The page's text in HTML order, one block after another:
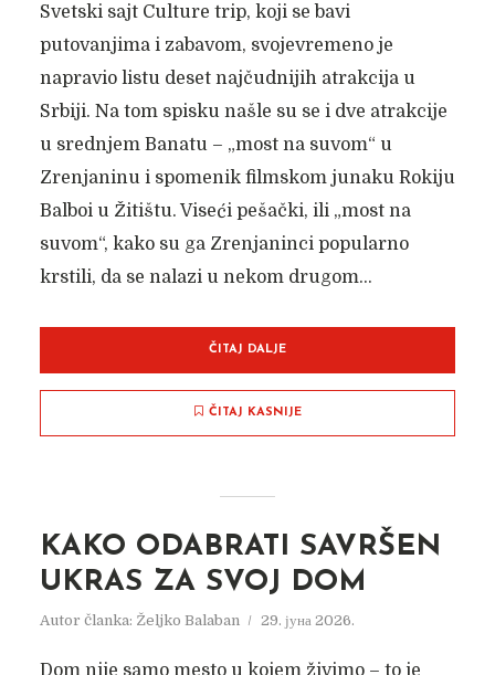
Svetski sajt Culture trip, koji se bavi
putovanjima i zabavom, svojevremeno je
napravio listu deset najčudnijih atrakcija u
Srbiji. Na tom spisku našle su se i dve atrakcije
u srednjem Banatu – „most na suvom“ u
Zrenjaninu i spomenik filmskom junaku Rokiju
Balboi u Žitištu. Viseći pešački, ili „most na
suvom“, kako su ga Zrenjaninci popularno
krstili, da se nalazi u nekom drugom...
ČITAJ DALJE
ČITAJ KASNIJE
KAKO ODABRATI SAVRŠEN
UKRAS ZA SVOJ DOM
Autor članka: Željko Balaban 29. јуна 2026.
Dom nije samo mesto u kojem živimo – to je